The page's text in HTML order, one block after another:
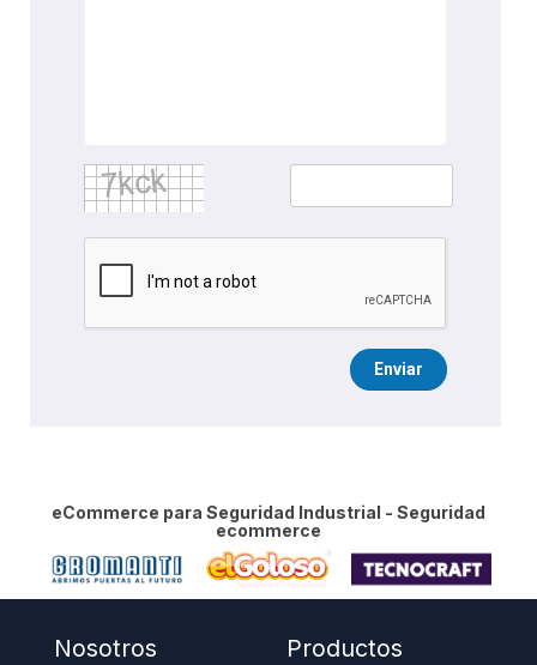
Enviar
eCommerce para Seguridad Industrial - Seguridad
ecommerce
Nosotros Productos